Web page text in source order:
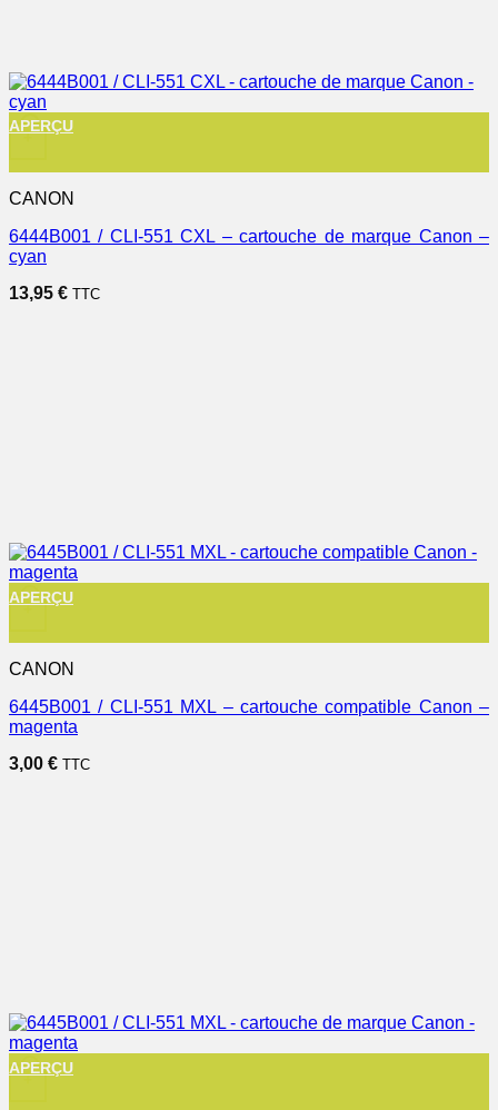
+
APERÇU
CANON
6444B001 / CLI-551 CXL – cartouche de marque Canon –
cyan
13,95 € TTC
+
APERÇU
CANON
6445B001 / CLI-551 MXL – cartouche compatible Canon –
magenta
3,00 € TTC
+
APERÇU